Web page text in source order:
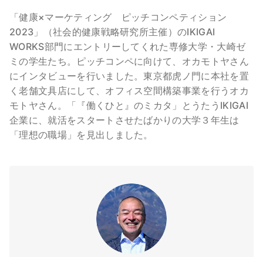
「健康×マーケティング ピッチコンペティション
2023」（社会的健康戦略研究所主催）のIKIGAI
WORKS部門にエントリーしてくれた専修大学・大崎ゼ
ミの学生たち。ピッチコンペに向けて、オカモトヤさん
にインタビューを行いました。東京都虎ノ門に本社を置
く老舗文具店にして、オフィス空間構築事業を行うオカ
モトヤさん。「『働くひと』のミカタ」とうたうIKIGAI
企業に、就活をスタートさせたばかりの大学３年生は
「理想の職場」を見出しました。